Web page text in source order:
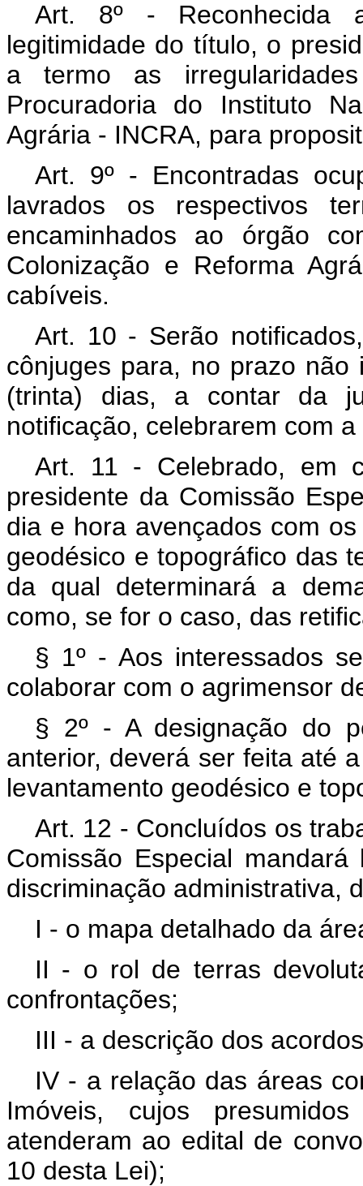
Art. 8º - Reconhecida
legitimidade do título, o
a termo as
Procuradoria do Instituto
Agrária - INCRA, para
Art. 9º - Encontradas
lavrados os respectivos
encaminhados ao órgão
Colonização e Reforma
cabíveis.
Art. 10 - Serão
cônjuges para, no prazo
(trinta) dias, a contar da
notificação, celebrarem com
Art. 11 - Celebrado, em
presidente da Comissão
dia e hora avençados com
geodésico e topográfico das
da qual determinará a
como, se for o caso, das
§ 1º - Aos interessados
colaborar com o agrimensor
§ 2º - A designação do
anterior, deverá ser feita até
levantamento geodésico e
Art. 12 - Concluídos os
Comissão Especial
discriminação administrativa,
I - o mapa detalhado da
II - o rol de terras
confrontações;
III - a descrição dos
IV - a relação das áreas
Imóveis, cujos
atenderam ao edital de
10 desta Lei);